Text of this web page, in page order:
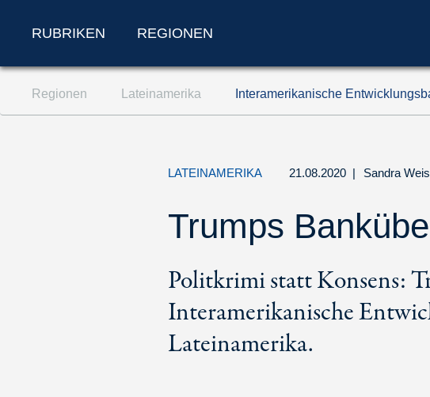
Zum Inhalt springen (Accesskey '1')
Zur Suche springen (Accesskey '2')
RUBRIKEN REGIONEN
Regionen Lateinamerika Interamerikanische
LATEINAMERIKA 21.08.2020 | Sandra
Trumps
Politkrimi statt Konsens:
Interamerikanische
Lateinamerika.